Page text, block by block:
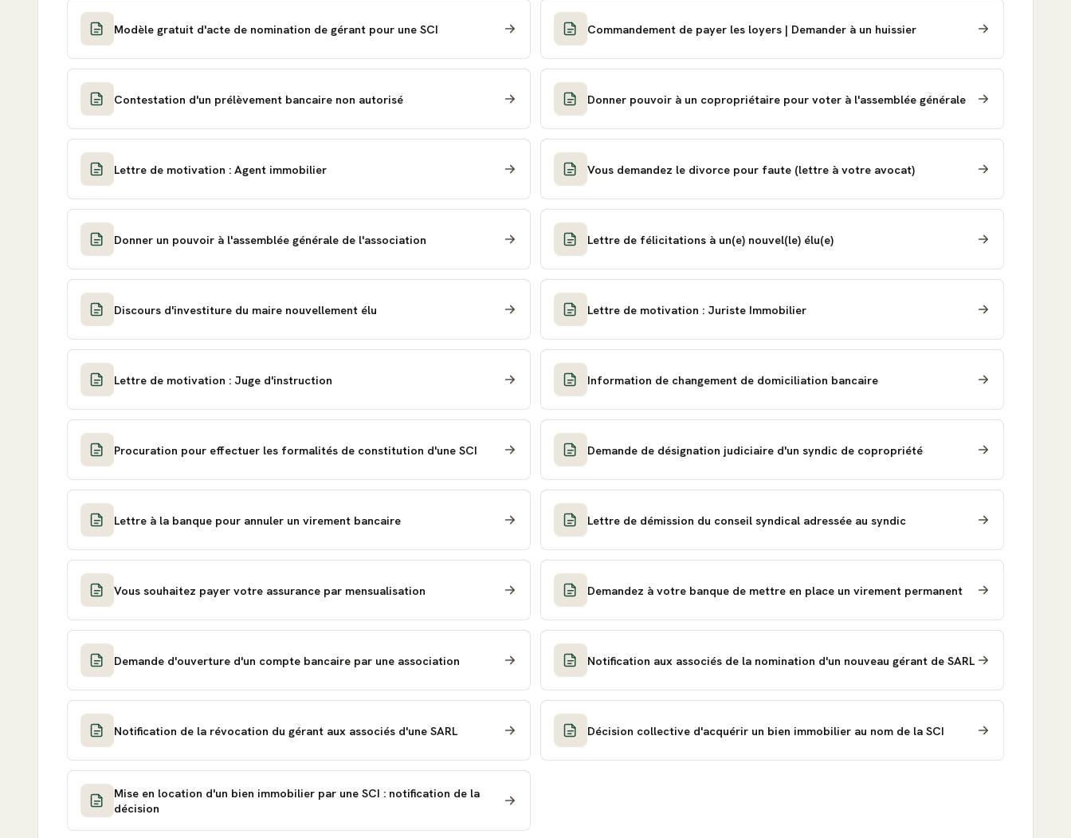
Modèle gratuit d'acte de nomination de gérant pour une SCI Commandement de payer les loyers | Demander à un huissier
Contestation d'un prélèvement bancaire non autorisé Donner pouvoir à un copropriétaire pour voter à l'assemblée générale
Lettre de motivation : Agent immobilier Vous demandez le divorce pour faute (lettre à votre avocat)
Donner un pouvoir à l'assemblée générale de l'association Lettre de félicitations à un(e) nouvel(le) élu(e)
Discours d'investiture du maire nouvellement élu Lettre de motivation : Juriste Immobilier
Lettre de motivation : Juge d'instruction Information de changement de domiciliation bancaire
Procuration pour effectuer les formalités de constitution d'une SCI Demande de désignation judiciaire d'un syndic de copropriété
Lettre à la banque pour annuler un virement bancaire Lettre de démission du conseil syndical adressée au syndic
Vous souhaitez payer votre assurance par mensualisation Demandez à votre banque de mettre en place un virement permanent
Demande d'ouverture d'un compte bancaire par une association Notification aux associés de la nomination d'un nouveau gérant de SARL
Notification de la révocation du gérant aux associés d'une SARL Décision collective d'acquérir un bien immobilier au nom de la SCI
Mise en location d'un bien immobilier par une SCI : notification de la
décision